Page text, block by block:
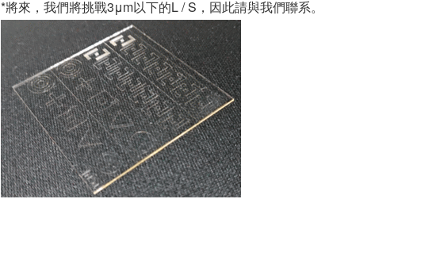
*將來，我們將挑戰3μm以下的L / S，因此請與我們聯系。